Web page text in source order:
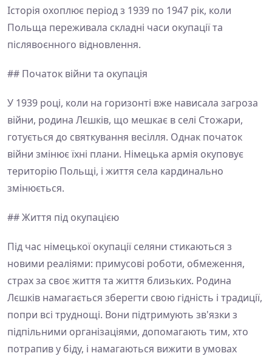
Історія охоплює період з 1939 по 1947 рік, коли
Польща переживала складні часи окупації та
післявоєнного відновлення.
## Початок війни та окупація
У 1939 році, коли на горизонті вже нависала загроза
війни, родина Лєшків, що мешкає в селі Стожари,
готується до святкування весілля. Однак початок
війни змінює їхні плани. Німецька армія окуповує
територію Польщі, і життя села кардинально
змінюється.
## Життя під окупацією
Під час німецької окупації селяни стикаються з
новими реаліями: примусові роботи, обмеження,
страх за своє життя та життя близьких. Родина
Лєшків намагається зберегти свою гідність і традиції,
попри всі труднощі. Вони підтримують зв'язки з
підпільними організаціями, допомагають тим, хто
потрапив у біду, і намагаються вижити в умовах